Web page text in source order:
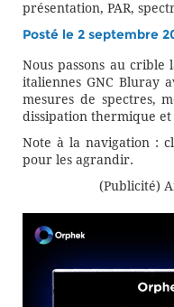
présentation, PAR,
Posté le 2 septembre
Nous passons au
italiennes GNC Bluray
mesures de spectres,
dissipation thermique
Note à la navigation :
pour les agrandir.
(Publicité)